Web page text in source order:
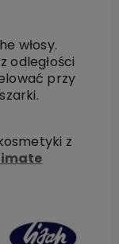
włosy.
odległości
przy
z